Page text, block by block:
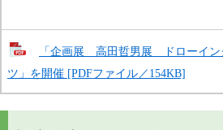
「企画展 高田哲男展 ドローイン
ツ」を開催 [PDFファイル／154KB]